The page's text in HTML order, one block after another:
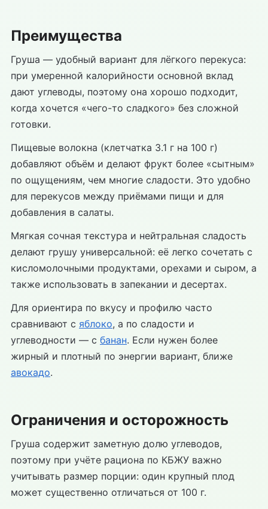
Преимущества
Груша — удобный вариант для лёгкого перекуса:
при умеренной калорийности основной вклад
дают углеводы, поэтому она хорошо подходит,
когда хочется «чего-то сладкого» без сложной
готовки.
Пищевые волокна (клетчатка 3.1 г на 100 г)
добавляют объём и делают фрукт более «сытным»
по ощущениям, чем многие сладости. Это удобно
для перекусов между приёмами пищи и для
добавления в салаты.
Мягкая сочная текстура и нейтральная сладость
делают грушу универсальной: её легко сочетать с
кисломолочными продуктами, орехами и сыром, а
также использовать в запекании и десертах.
Для ориентира по вкусу и профилю часто
сравнивают с яблоко, а по сладости и
углеводности — с банан. Если нужен более
жирный и плотный по энергии вариант, ближе
авокадо.
Ограничения и осторожность
Груша содержит заметную долю углеводов,
поэтому при учёте рациона по КБЖУ важно
учитывать размер порции: один крупный плод
может существенно отличаться от 100 г.